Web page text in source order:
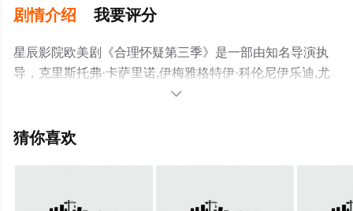
剧情介绍 我要评分
星辰影院欧美剧《合理怀疑第三季》是一部由知名导演执
导，克里斯托弗·卡萨里诺,伊梅雅格特伊·科伦尼伊乐迪,尤
金·伯德,维克多·罗塞克,托比·奥伍梅尔,迈克尔·伊
罗·福克斯,Jasmine,Akakpo,Lucas,Pa等演员精彩演绎的美

猜你喜欢